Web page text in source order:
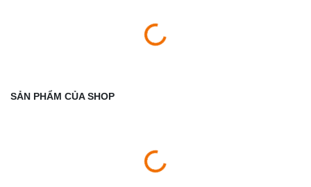
SẢN PHẨM CỦA SHOP